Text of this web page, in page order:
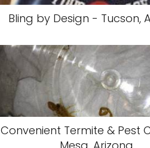
Bling by Design - Tucson,
Convenient Termite & Pest